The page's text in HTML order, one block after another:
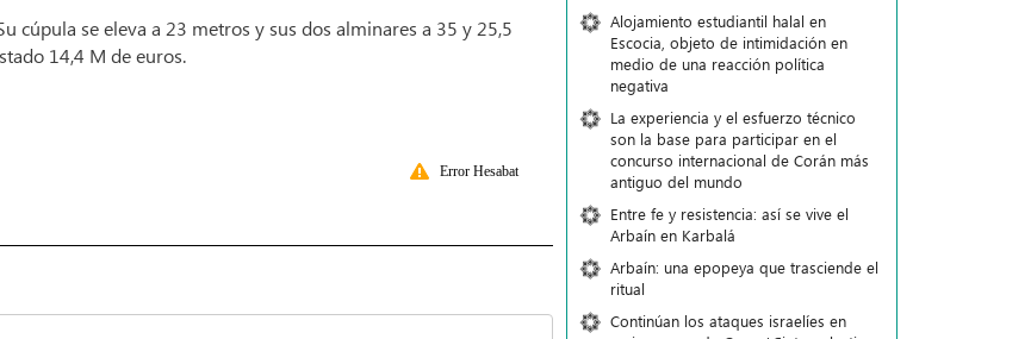
cúpula se eleva a 23 metros y sus dos alminares a 35 y 25,5
14,4 M de euros.
Error Hesabat
Alojamiento estudiantil halal en
Escocia, objeto de intimidación en
medio de una reacción política
negativa
La experiencia y el esfuerzo técnico
son la base para participar en el
concurso internacional de Corán más
antiguo del mundo
Entre fe y resistencia: así se vive el
Arbaín en Karbalá
Arbaín: una epopeya que trasciende el
ritual
Continúan los ataques israelíes en